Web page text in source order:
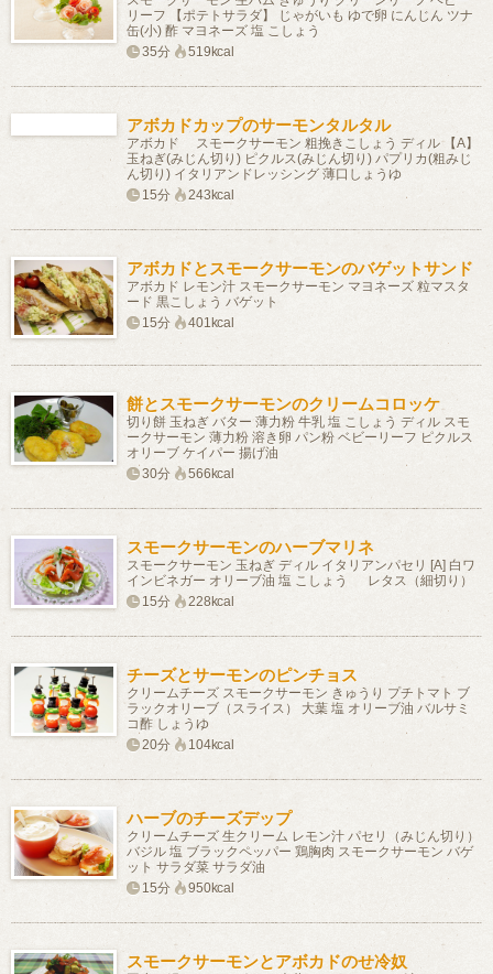
リーフ 【ポテトサラダ】 じゃがいも ゆで卵 にんじん ツナ
缶(小) 酢 マヨネーズ 塩 こしょう
35分
519kcal
アボカドカップのサーモンタルタル
アボカド スモークサーモン 粗挽きこしょう ディル 【A】
玉ねぎ(みじん切り) ピクルス(みじん切り) パプリカ(粗みじ
ん切り) イタリアンドレッシング 薄口しょうゆ
15分
243kcal
アボカドとスモークサーモンのバゲットサンド
アボカド レモン汁 スモークサーモン マヨネーズ 粒マスタ
ード 黒こしょう バゲット
15分
401kcal
餅とスモークサーモンのクリームコロッケ
切り餅 玉ねぎ バター 薄力粉 牛乳 塩 こしょう ディル スモ
ークサーモン 薄力粉 溶き卵 パン粉 ベビーリーフ ピクルス
オリーブ ケイパー 揚げ油
30分
566kcal
スモークサーモンのハーブマリネ
スモークサーモン 玉ねぎ ディル イタリアンパセリ [A] 白ワ
インビネガー オリーブ油 塩 こしょう レタス（細切り）
15分
228kcal
チーズとサーモンのピンチョス
クリームチーズ スモークサーモン きゅうり プチトマト ブ
ラックオリーブ（スライス） 大葉 塩 オリーブ油 バルサミ
コ酢 しょうゆ
20分
104kcal
ハーブのチーズデップ
クリームチーズ 生クリーム レモン汁 パセリ（みじん切り）
バジル 塩 ブラックペッパー 鶏胸肉 スモークサーモン バゲ
ット サラダ菜 サラダ油
15分
950kcal
スモークサーモンとアボカドのせ冷奴